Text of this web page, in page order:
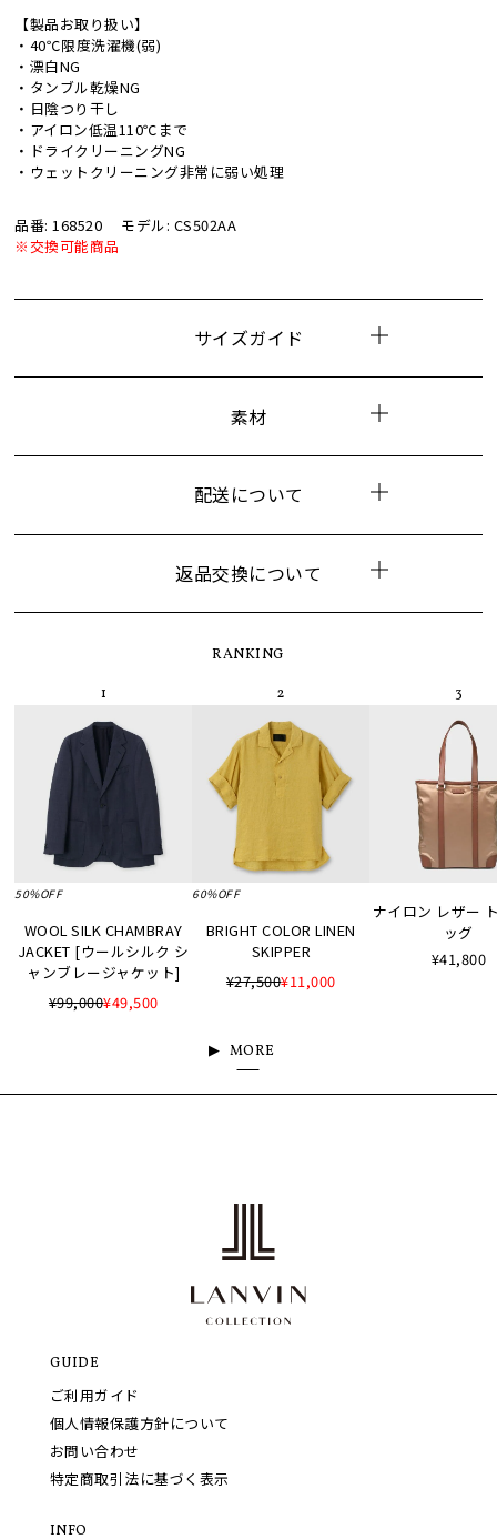
【製品お取り扱い】
・40℃限度洗濯機(弱)
・漂白NG
・タンブル乾燥NG
・日陰つり干し
・アイロン低温110℃まで
・ドライクリーニングNG
・ウェットクリーニング非常に弱い処理
品番: 168520
モデル: CS502AA
※交換可能商品
サイズガイド
素材
配送について
返品交換について
RANKING
50%OFF
WOOL SILK CHAMBRAY
JACKET [ウールシルク シ
ャンブレージャケット]
¥99,000¥49,500
60%OFF
BRIGHT COLOR LINEN
SKIPPER
¥27,500¥11,000
ナイロン レザー
ッグ
¥41,800
MORE
GUIDE
ご利用ガイド
個人情報保護方針について
お問い合わせ
特定商取引法に基づく表示
INFO